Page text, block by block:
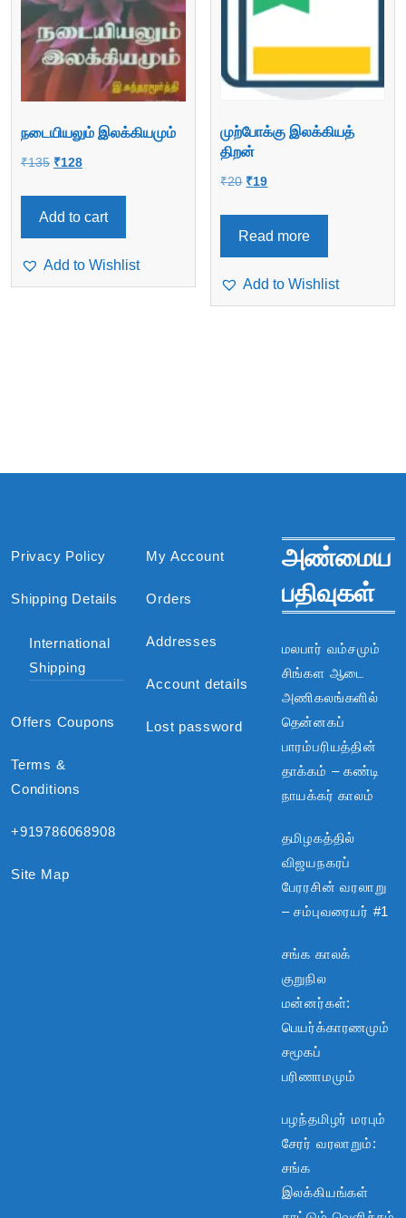
நடையியலும் இலக்கியமும்
₹135 Original
was:
₹135.
₹128Current
is:
₹128.
Add to cart
Add to Wishlist
முற்போக்கு இலக்கியத்
திறன்
₹20 Original
was:
₹20.
₹19Current
is:
₹19.
Read more
Add to Wishlist
Privacy Policy
Shipping Details
International
Shipping
Offers Coupons
Terms &
Conditions
+919786068908
Site Map
My Account
Orders
Addresses
Account details
Lost password
அண்மைய
பதிவுகள்
மலபார் வம்சமும்
சிங்கள ஆடை
அணிகலங்களில்
தென்னகப்
பாரம்பரியத்தின்
தாக்கம் – கண்டி
நாயக்கர் காலம்
தமிழகத்தில்
விஜயநகரப்
பேரரசின் வரலாறு
– சம்புவரையர் #1
சங்க காலக்
குறுநில
மன்னர்கள்:
பெயர்க்காரணமும்
சமூகப்
பரிணாமமும்
பழந்தமிழர் மரபும்
சேரர் வரலாறும்:
சங்க
இலக்கியங்கள்